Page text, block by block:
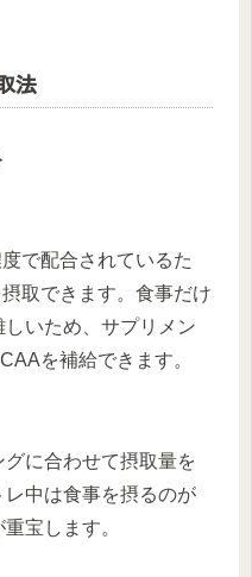
法
で配合されているた
取できます。食事だけ
いため、サプリメン
を補給できます。
に合わせて摂取量を
中は食事を摂るのが
宝します。